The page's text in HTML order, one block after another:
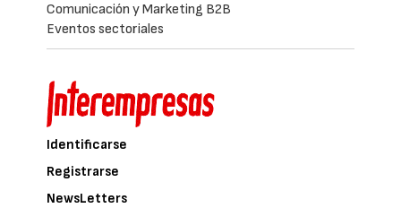
Comunicación y Marketing B2B
Eventos sectoriales
Identificarse
Registrarse
NewsLetters